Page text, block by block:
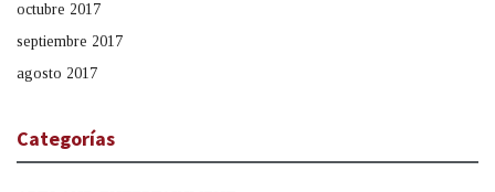
octubre 2017
septiembre 2017
agosto 2017
Categorías